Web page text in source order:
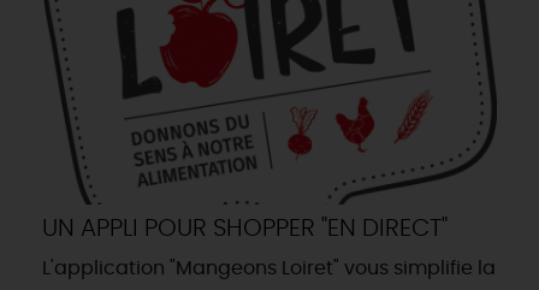
UN APPLI POUR SHOPPER "EN DIRECT"
L'application "Mangeons Loiret" vous simplifie la